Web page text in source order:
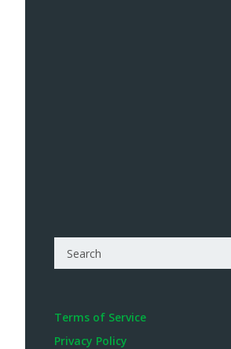
Terms of Service
Privacy Policy